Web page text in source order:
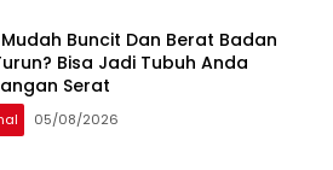
Buncit Dan Berat Badan
Bisa Jadi Tubuh Anda
Serat
05/08/2026